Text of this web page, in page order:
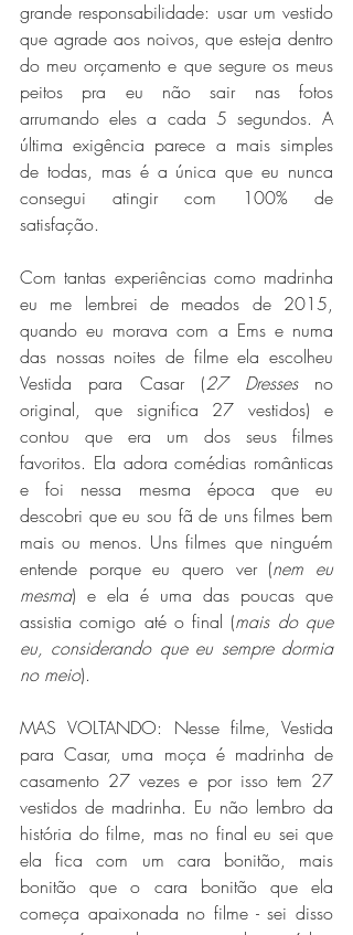
grande responsabilidade: usar um vestido
que agrade aos noivos, que esteja dentro
do meu orçamento e que segure os meus
peitos pra eu não sair nas fotos
arrumando eles a cada 5 segundos. A
última exigência parece a mais simples
de todas, mas é a única que eu nunca
consegui atingir com 100% de
satisfação.
Com tantas experiências como madrinha
eu me lembrei de meados de 2015,
quando eu morava com a Ems e numa
das nossas noites de filme ela escolheu
Vestida para Casar (27 Dresses no
original, que significa 27 vestidos) e
contou que era um dos seus filmes
favoritos. Ela adora comédias românticas
e foi nessa mesma época que eu
descobri que eu sou fã de uns filmes bem
mais ou menos. Uns filmes que ninguém
entende porque eu quero ver (nem eu
mesma) e ela é uma das poucas que
assistia comigo até o final (mais do que
eu, considerando que eu sempre dormia
no meio).
MAS VOLTANDO: Nesse filme, Vestida
para Casar, uma moça é madrinha de
casamento 27 vezes e por isso tem 27
vestidos de madrinha. Eu não lembro da
história do filme, mas no final eu sei que
ela fica com um cara bonitão, mais
bonitão que o cara bonitão que ela
começa apaixonada no filme - sei disso